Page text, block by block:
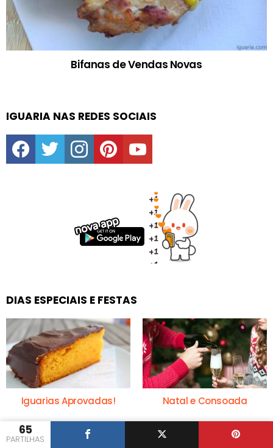
65
PARTILHAS
Bifanas de Vendas Novas
IGUARIA NAS REDES SOCIAIS
facebooktwitter instagrampinterestyoutube
DIAS ESPECIAIS E FESTAS
Iguarias Aprovadas! Natal e Consoada